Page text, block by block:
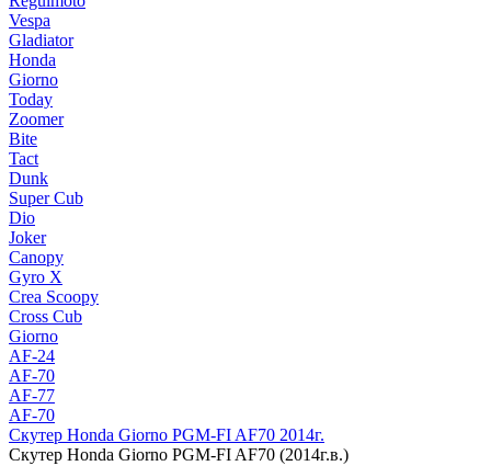
Vespa
Gladiator
Honda
Giorno
Today
Zoomer
Bite
Tact
Dunk
Super Cub
Dio
Joker
Canopy
Gyro X
Crea Scoopy
Cross Cub
Giorno
AF-24
AF-70
AF-77
AF-70
Скутер Honda Giorno PGM-FI AF70 2014г.
Скутер Honda Giorno PGM-FI AF70 (2014г.в.)